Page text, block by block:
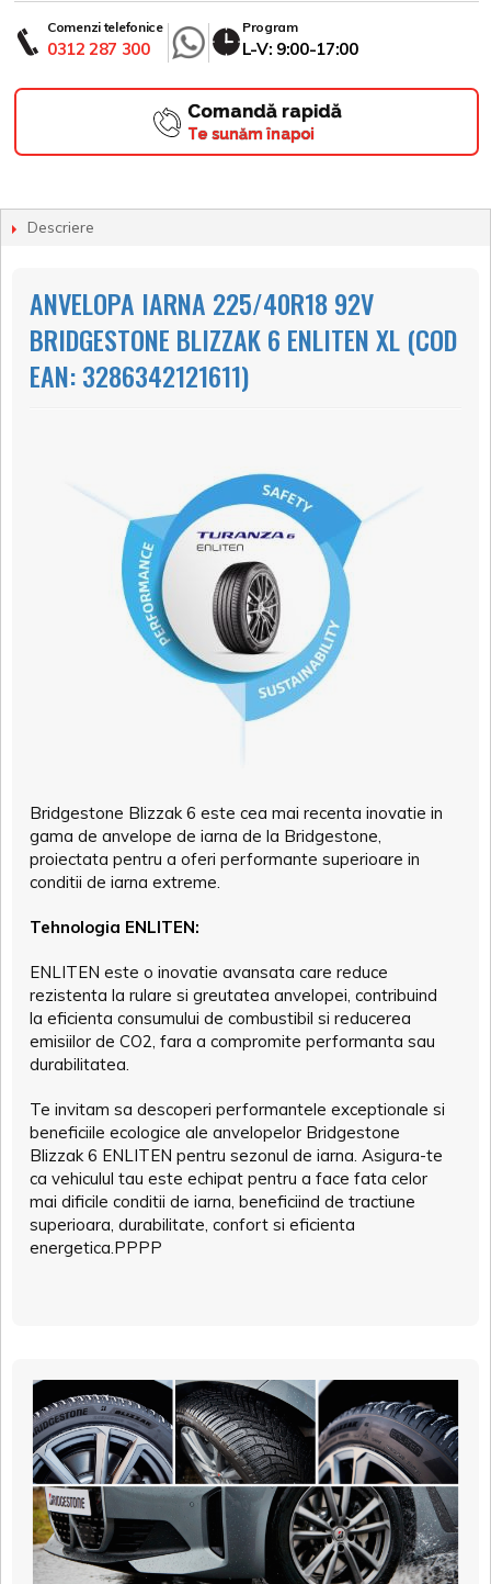
Comenzi telefonice
0312 287 300
Program
L-V: 9:00-17:00
Comandă rapidă
Te sunăm înapoi
Descriere
ANVELOPA IARNA 225/40R18 92V
BRIDGESTONE BLIZZAK 6 ENLITEN XL (COD
EAN: 3286342121611)
Bridgestone Blizzak 6 este cea mai recenta inovatie in
gama de anvelope de iarna de la Bridgestone,
proiectata pentru a oferi performante superioare in
conditii de iarna extreme.
Tehnologia ENLITEN:
ENLITEN este o inovatie avansata care reduce
rezistenta la rulare si greutatea anvelopei, contribuind
la eficienta consumului de combustibil si reducerea
emisiilor de CO2, fara a compromite performanta sau
durabilitatea.
Te invitam sa descoperi performantele exceptionale si
beneficiile ecologice ale anvelopelor Bridgestone
Blizzak 6 ENLITEN pentru sezonul de iarna. Asigura-te
ca vehiculul tau este echipat pentru a face fata celor
mai dificile conditii de iarna, beneficiind de tractiune
superioara, durabilitate, confort si eficienta
energetica.PPPP